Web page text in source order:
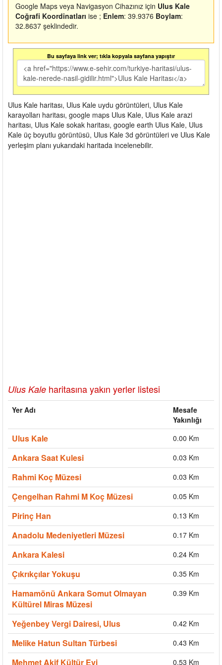
Google Maps veya Navigasyon Cihazınız için Ulus Kale
Coğrafi Koordinatları ise ; Enlem: 39.9376 Boylam:
32.8637 şeklindedir.
Bu sayfaya link ver; tıkla kopyala sayfana yapıştır
Ulus Kale haritası, Ulus Kale uydu görüntüleri, Ulus Kale
karayolları haritası, google maps Ulus Kale, Ulus Kale arazi
haritası, Ulus Kale sokak haritası, google earth Ulus Kale, Ulus
Kale üç boyutlu görüntüsü, Ulus Kale 3d görüntüleri ve Ulus Kale
yerleşim planı yukarıdaki haritada incelenebilir.
Ulus Kale haritasına yakın yerler listesi
Yer Adı
Mesafe
Yakınlığı
Ulus Kale 0.00 Km
Ankara Saat Kulesi 0.03 Km
Rahmi Koç Müzesi 0.03 Km
Çengelhan Rahmi M Koç Müzesi 0.05 Km
Pirinç Han 0.13 Km
Anadolu Medeniyetleri Müzesi 0.17 Km
Ankara Kalesi 0.24 Km
Çıkrıkçılar Yokuşu 0.35 Km
Hamamönü Ankara Somut Olmayan
Kültürel Miras Müzesi
0.39 Km
Yeğenbey Vergi Dairesi, Ulus 0.42 Km
Melike Hatun Sultan Türbesi 0.43 Km
Mehmet Akif Kültür Evi 0.53 Km